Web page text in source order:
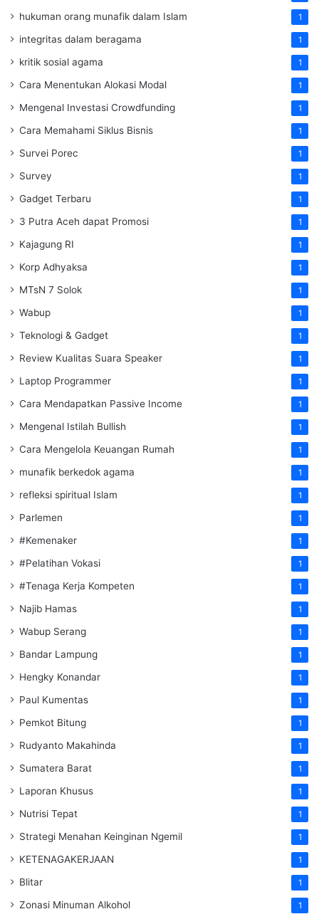
hukuman orang munafik dalam Islam 1
integritas dalam beragama 1
kritik sosial agama 1
Cara Menentukan Alokasi Modal 1
Mengenal Investasi Crowdfunding 1
Cara Memahami Siklus Bisnis 1
Survei Porec 1
Survey 1
Gadget Terbaru 1
3 Putra Aceh dapat Promosi 1
Kajagung RI 1
Korp Adhyaksa 1
MTsN 7 Solok 1
Wabup 1
Teknologi & Gadget 1
Review Kualitas Suara Speaker 1
Laptop Programmer 1
Cara Mendapatkan Passive Income 1
Mengenal Istilah Bullish 1
Cara Mengelola Keuangan Rumah 1
munafik berkedok agama 1
refleksi spiritual Islam 1
Parlemen 1
#Kemenaker 1
#Pelatihan Vokasi 1
#Tenaga Kerja Kompeten 1
Najib Hamas 1
Wabup Serang 1
Bandar Lampung 1
Hengky Konandar 1
Paul Kumentas 1
Pemkot Bitung 1
Rudyanto Makahinda 1
Sumatera Barat 1
Laporan Khusus 1
Nutrisi Tepat 1
Strategi Menahan Keinginan Ngemil 1
KETENAGAKERJAAN 1
Blitar 1
Zonasi Minuman Alkohol 1